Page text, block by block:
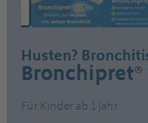
Husten?
Bronchipret®
Für Kinder ab 1 Jahr